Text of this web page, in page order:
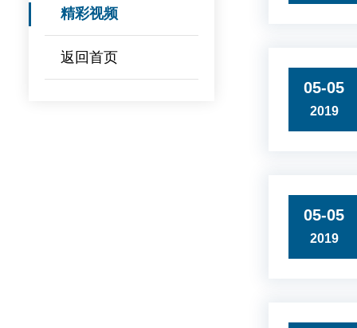
精彩视频
返回首页
05-05
2019
05-05
2019